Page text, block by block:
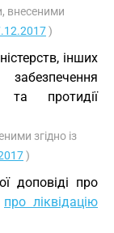
внесеними
)
інших
та протидії
згідно із
)
доповіді про
про ліквідацію